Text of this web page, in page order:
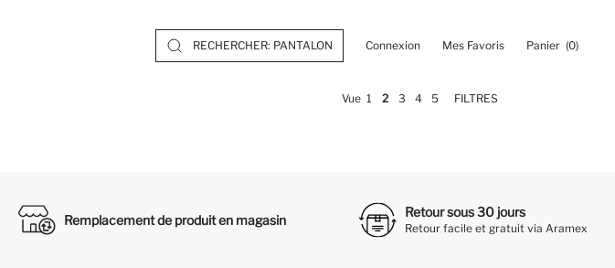
Connexion Mes Favoris Panier (0)
Vue 1 2 3 4 5 FILTRES
Remplacement de produit en magasin
Retour sous 30 jours
Retour facile et gratuit via Aramex